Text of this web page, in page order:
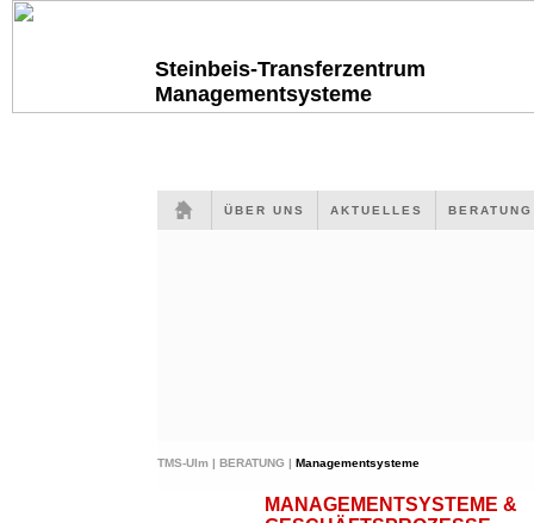
Steinbeis-Transferzentrum
Managementsysteme
ÜBER UNS AKTUELLES
TMS-Ulm | BERATUNG | Managementsysteme
MANAGEMENTSYSTEME &